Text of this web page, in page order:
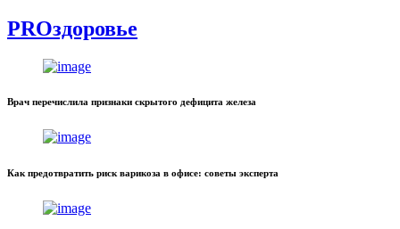
PROздоровье
Врач перечислила признаки скрытого дефицита железа
Как предотвратить риск варикоза в офисе: советы эксперта